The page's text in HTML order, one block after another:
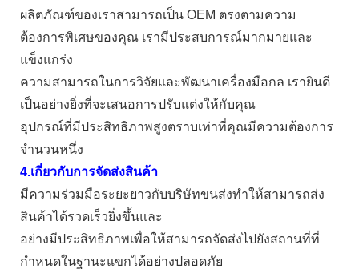
ผลิตภัณฑ์ของเราสามารถเป็น OEM ตรงตามความ
ต้องการพิเศษของคุณ เรามีประสบการณ์มากมายและ
แข็งแกร่ง
ความสามารถในการวิจัยและพัฒนาเครื่องมือกล เรายินดี
เป็นอย่างยิ่งที่จะเสนอการปรับแต่งให้กับคุณ
อุปกรณ์ที่มีประสิทธิภาพสูงตราบเท่าที่คุณมีความต้องการ
จำนวนหนึ่ง
4.เกี่ยวกับการจัดส่งสินค้า
มีความร่วมมือระยะยาวกับบริษัทขนส่งทำให้สามารถส่ง
สินค้าได้รวดเร็วยิ่งขึ้นและ
อย่างมีประสิทธิภาพเพื่อให้สามารถจัดส่งไปยังสถานที่ที่
กำหนดในฐานะแขกได้อย่างปลอดภัย